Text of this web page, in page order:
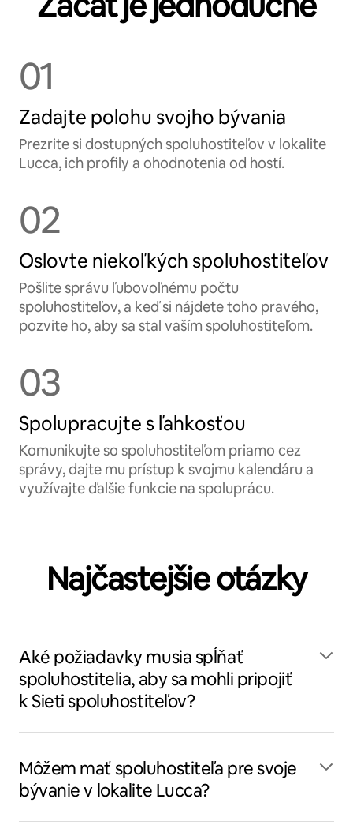
01
Zadajte polohu svojho bývania
Prezrite si dostupných spoluhostiteľov v lokalite
Lucca, ich profily a ohodnotenia od hostí.
02
Oslovte niekoľkých spoluhostiteľov
Pošlite správu ľubovoľnému počtu
spoluhostiteľov, a keď si nájdete toho pravého,
pozvite ho, aby sa stal vaším spoluhostiteľom.
03
Spolupracujte s ľahkosťou
Komunikujte so spoluhostiteľom priamo cez
správy, dajte mu prístup k svojmu kalendáru a
využívajte ďalšie funkcie na spoluprácu.
Najčastejšie otázky
Aké požiadavky musia spĺňať
spoluhostitelia, aby sa mohli pripojiť
k Sieti spoluhostiteľov?
Môžem mať spoluhostiteľa pre svoje
bývanie v lokalite Lucca?